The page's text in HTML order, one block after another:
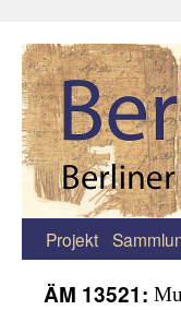
Zum
Inhalt
Projekt
ÄM 13521: